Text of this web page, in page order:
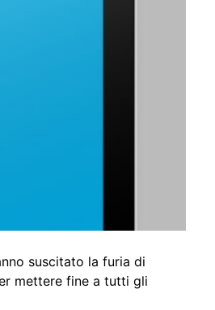
suscitato la furia di
mettere fine a tutti gli